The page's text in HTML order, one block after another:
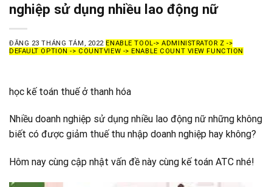
nghiệp sử dụng nhiều lao động nữ
ĐĂNG 23 THÁNG TÁM, 2022 ENABLE TOOL-> ADMINISTRATOR Z ->
DEFAULT OPTION -> COUNTVIEW -> ENABLE COUNT VIEW FUNCTION
học kế toán thuế ở thanh hóa
Nhiều doanh nghiệp sử dụng nhiều lao động nữ những không
biết có được giảm thuế thu nhập doanh nghiệp hay không?
Hôm nay cùng cập nhật vấn đề này cùng kế toán ATC nhé!